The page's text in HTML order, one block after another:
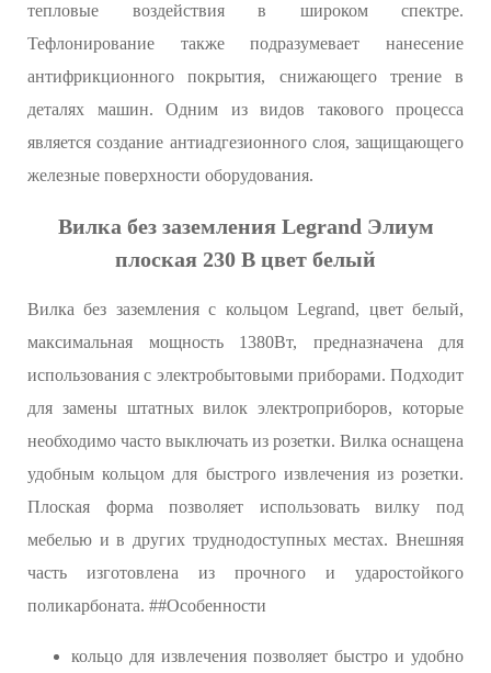
тепловые воздействия в широком спектре.
Тефлонирование также подразумевает нанесение
антифрикционного покрытия, снижающего трение в
деталях машин. Одним из видов такового процесса
является создание антиадгезионного слоя, защищающего
железные поверхности оборудования.
Вилка без заземления Legrand Элиум
плоская 230 В цвет белый
Вилка без заземления с кольцом Legrand, цвет белый,
максимальная мощность 1380Вт, предназначена для
использования с электробытовыми приборами. Подходит
для замены штатных вилок электроприборов, которые
необходимо часто выключать из розетки. Вилка оснащена
удобным кольцом для быстрого извлечения из розетки.
Плоская форма позволяет использовать вилку под
мебелью и в других труднодоступных местах. Внешняя
часть изготовлена из прочного и ударостойкого
поликарбоната. ##Особенности
кольцо для извлечения позволяет быстро и удобно